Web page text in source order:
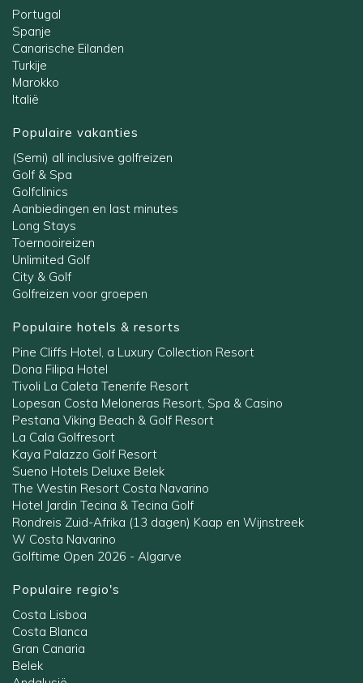
Portugal
Spanje
Canarische Eilanden
Turkije
Marokko
Italië
Populaire vakanties
(Semi) all inclusive golfreizen
Golf & Spa
Golfclinics
Aanbiedingen en last minutes
Long Stays
Toernooireizen
Unlimited Golf
City & Golf
Golfreizen voor groepen
Populaire hotels & resorts
Pine Cliffs Hotel, a Luxury Collection Resort
Dona Filipa Hotel
Tivoli La Caleta Tenerife Resort
Lopesan Costa Meloneras Resort, Spa & Casino
Pestana Viking Beach & Golf Resort
La Cala Golfresort
Kaya Palazzo Golf Resort
Sueno Hotels Deluxe Belek
The Westin Resort Costa Navarino
Hotel Jardin Tecina & Tecina Golf
Rondreis Zuid-Afrika (13 dagen) Kaap en Wijnstreek
W Costa Navarino
Golftime Open 2026 - Algarve
Populaire regio's
Costa Lisboa
Costa Blanca
Gran Canaria
Belek